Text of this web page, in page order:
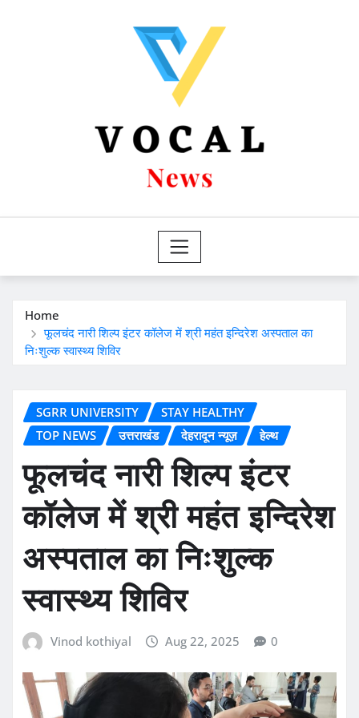
Home
फूलचंद नारी शिल्प इंटर कॉलेज में श्री महंत इन्दिरेश अस्पताल का
निःशुल्क स्वास्थ्य शिविर
SGRR UNIVERSITY
STAY HEALTHY
TOP NEWS
उत्तराखंड देहरादून न्यूज़ हेल्थ
फूलचंद नारी शिल्प इंटर
कॉलेज में श्री महंत इन्दिरेश
अस्पताल का निःशुल्क
स्वास्थ्य शिविर
Vinod kothiyal Aug 22, 2025 0